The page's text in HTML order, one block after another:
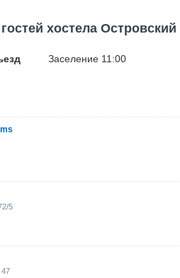
хостела Островский
Заселение 11:00
5
47